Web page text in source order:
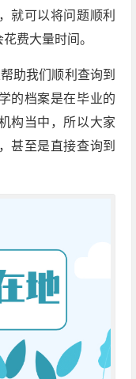
就可以将问题顺利
费大量时间。
助我们顺利查询到
的档案是在毕业的
构当中，所以大家
甚至是直接查询到